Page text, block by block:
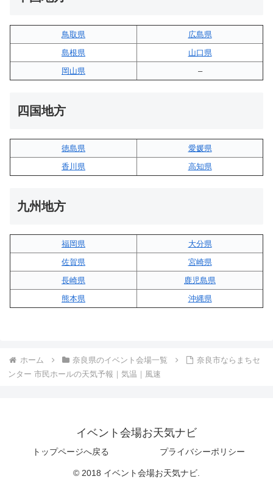
鳥取県
広島県
島根県
山口県
岡山県
–
四国地方
徳島県
愛媛県
香川県
高知県
九州地方
福岡県
大分県
佐賀県
宮崎県
長崎県
鹿児島県
熊本県
沖縄県
ホーム 奈良県のイベント会場一覧
奈良市ならまちセ
ンター 市民ホールの天気予報｜気温｜風速
イベント会場お天気ナビ
トップページへ戻る プライバシーポリシー
© 2018 イベント会場お天気ナビ.